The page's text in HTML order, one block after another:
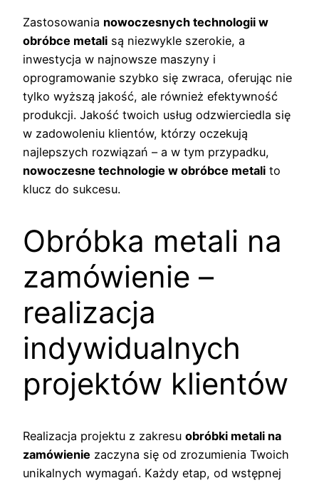
Zastosowania nowoczesnych technologii w
obróbce metali są niezwykle szerokie, a
inwestycja w najnowsze maszyny i
oprogramowanie szybko się zwraca, oferując nie
tylko wyższą jakość, ale również efektywność
produkcji. Jakość twoich usług odzwierciedla się
w zadowoleniu klientów, którzy oczekują
najlepszych rozwiązań – a w tym przypadku,
nowoczesne technologie w obróbce metali to
klucz do sukcesu.
Obróbka metali na
zamówienie –
realizacja
indywidualnych
projektów klientów
Realizacja projektu z zakresu obróbki metali na
zamówienie zaczyna się od zrozumienia Twoich
unikalnych wymagań. Każdy etap, od wstępnej